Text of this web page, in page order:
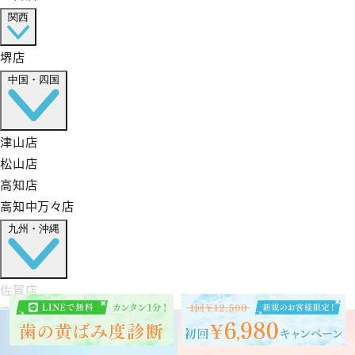
クリスタル会員 お問い合わせ 予約する
関西
堺店
中国・四国
津山店
松山店
高知店
高知中万々店
九州・沖縄
佐賀店
鹿児島店
沖縄店